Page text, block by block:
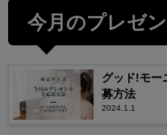
今月のプレゼ
グッド!モ
募方法
2024.1.1